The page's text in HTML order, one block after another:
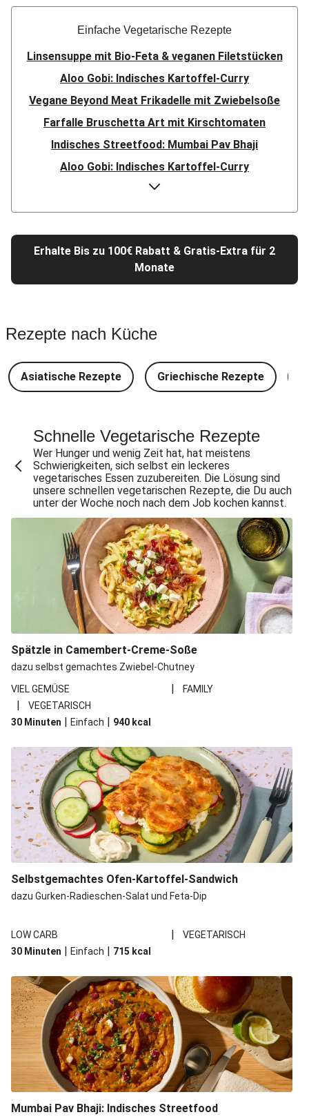
Einfache Vegetarische Rezepte
Linsensuppe mit Bio-Feta & veganen Filetstücken
Aloo Gobi: Indisches Kartoffel-Curry
Vegane Beyond Meat Frikadelle mit Zwiebelsoße
Farfalle Bruschetta Art mit Kirschtomaten
Indisches Streetfood: Mumbai Pav Bhaji
Aloo Gobi: Indisches Kartoffel-Curry
Nepalesisches Linsen Dal Bhat
Rauchige Süßkartoffel-Blumenkohl-Tajine
Nord-Indischer Palak Paneer in spicy Spinatcurry
Bowl & doppelt veganen Sweet-Chili-Filetstücken
Perlencouscous-Minestrone mit Kichererbsen
Camembert En Croûte mit Kartoffeln und Salat
Japanische Aubergine mit Miso-Glasur
Scharfe Linsensuppe mit Bio-Feta und veganen
Filetstücken
Scharfe Marokkanische Linsensuppe mit Bio-Feta
Vegane Beyond Meat Frikadelle mit Zwiebelsoße
Spätzle in Camembert-Creme-Soße
One Pan: Pikante Reispfanne nach Jambalaya-Art
Erhalte Bis zu 100€ Rabatt & Gratis-Extra für 2
Monate
Rezepte nach Küche
Asiatische Rezepte Griechische Rezepte
Schnelle Vegetarische Rezepte
Wer Hunger und wenig Zeit hat, hat meistens
Schwierigkeiten, sich selbst ein leckeres
vegetarisches Essen zuzubereiten. Die Lösung sind
unsere schnellen vegetarischen Rezepte, die Du auch
unter der Woche noch nach dem Job kochen kannst.
Spätzle in Camembert-Creme-Soße
dazu selbst gemachtes Zwiebel-Chutney
VIEL GEMÜSE
| FAMILY
|
VEGETARISCH
30 Minuten | Einfach | 940 kcal
Selbstgemachtes Ofen-Kartoffel-Sandwich
dazu Gurken-Radieschen-Salat und Feta-Dip
LOW CARB |
VEGETARISCH
30 Minuten | Einfach | 715 kcal
Mumbai Pav Bhaji: Indisches Streetfood